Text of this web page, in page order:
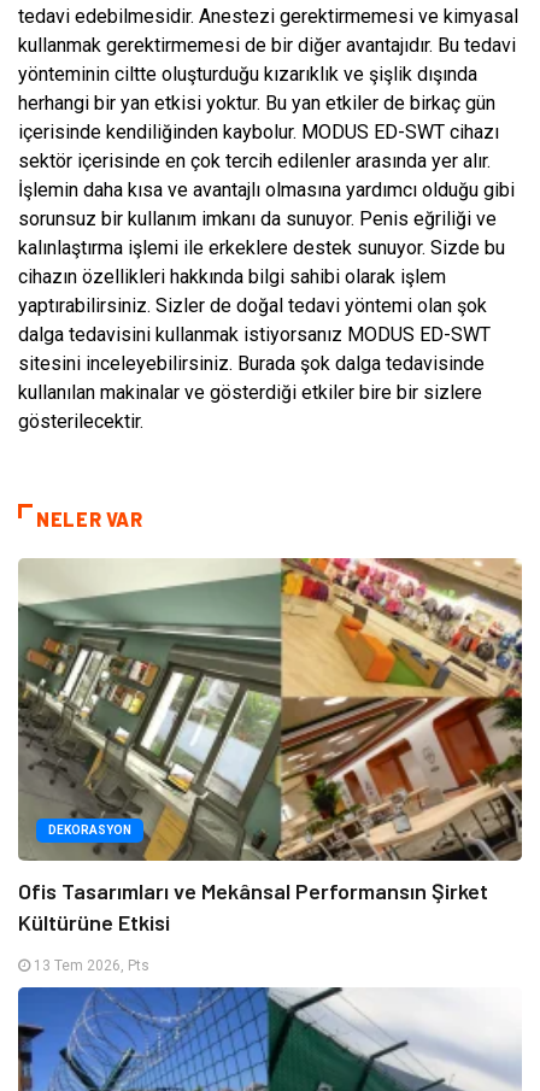
tedavi edebilmesidir. Anestezi gerektirmemesi ve kimyasal
kullanmak gerektirmemesi de bir diğer avantajıdır. Bu tedavi
yönteminin ciltte oluşturduğu kızarıklık ve şişlik dışında
herhangi bir yan etkisi yoktur. Bu yan etkiler de birkaç gün
içerisinde kendiliğinden kaybolur. MODUS ED-SWT cihazı
sektör içerisinde en çok tercih edilenler arasında yer alır.
İşlemin daha kısa ve avantajlı olmasına yardımcı olduğu gibi
sorunsuz bir kullanım imkanı da sunuyor. Penis eğriliği ve
kalınlaştırma işlemi ile erkeklere destek sunuyor. Sizde bu
cihazın özellikleri hakkında bilgi sahibi olarak işlem
yaptırabilirsiniz. Sizler de doğal tedavi yöntemi olan şok
dalga tedavisini kullanmak istiyorsanız MODUS ED-SWT
sitesini inceleyebilirsiniz. Burada şok dalga tedavisinde
kullanılan makinalar ve gösterdiği etkiler bire bir sizlere
gösterilecektir.
NELER VAR
DEKORASYON
Ofis Tasarımları ve Mekânsal Performansın Şirket
Kültürüne Etkisi
13 Tem 2026, Pts